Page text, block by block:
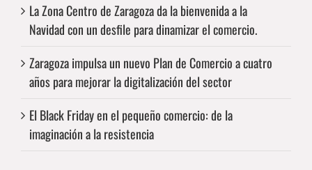
La Zona Centro de Zaragoza da la bienvenida a la
Navidad con un desfile para dinamizar el comercio.
Zaragoza impulsa un nuevo Plan de Comercio a cuatro
años para mejorar la digitalización del sector
El Black Friday en el pequeño comercio: de la
imaginación a la resistencia